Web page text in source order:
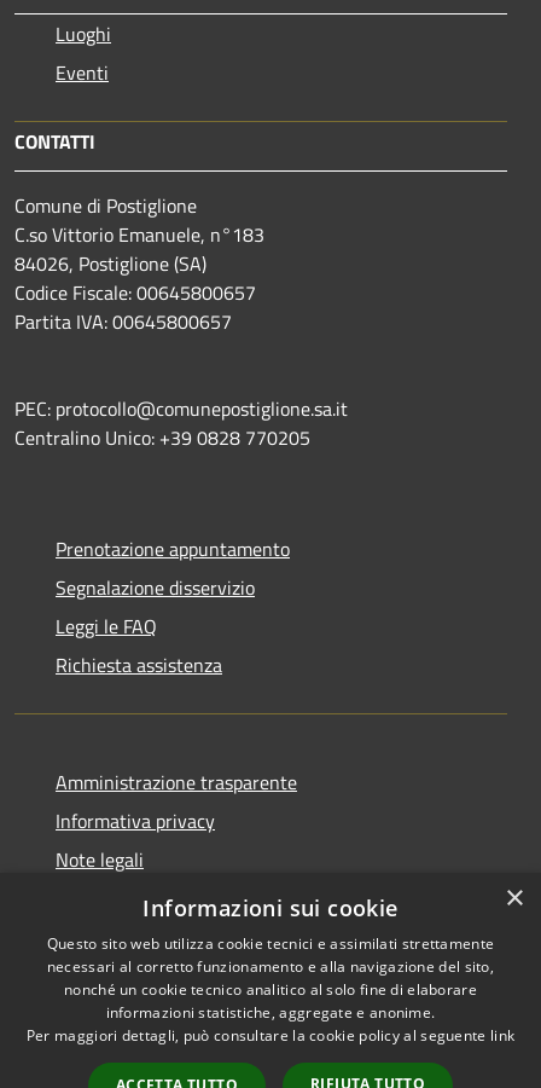
Luoghi
Eventi
CONTATTI
Comune di Postiglione
C.so Vittorio Emanuele, n°183
84026, Postiglione (SA)
Codice Fiscale: 00645800657
Partita IVA: 00645800657
PEC: protocollo@comunepostiglione.sa.it
Centralino Unico: +39 0828 770205
Prenotazione appuntamento
Segnalazione disservizio
Leggi le FAQ
Richiesta assistenza
Amministrazione trasparente
Informativa privacy
Note legali
Dichiarazione di accessibilità
Accessibilità
Copyright © 2026 • Comune di
Postiglione • Powered by
Municipium• Accesso
×
Informazioni sui cookie
Questo sito web utilizza cookie tecnici e assimilati strettamente
necessari al corretto funzionamento e alla navigazione del sito,
nonché un cookie tecnico analitico al solo fine di elaborare
informazioni statistiche, aggregate e anonime.
Per maggiori dettagli, può consultare la cookie policy al seguente link
RIFIUTA TUTTO